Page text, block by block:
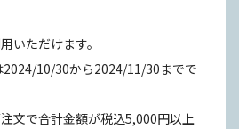
いただけます。
10/30から2024/11/30までで
文で合計金額が税込5,000円以上